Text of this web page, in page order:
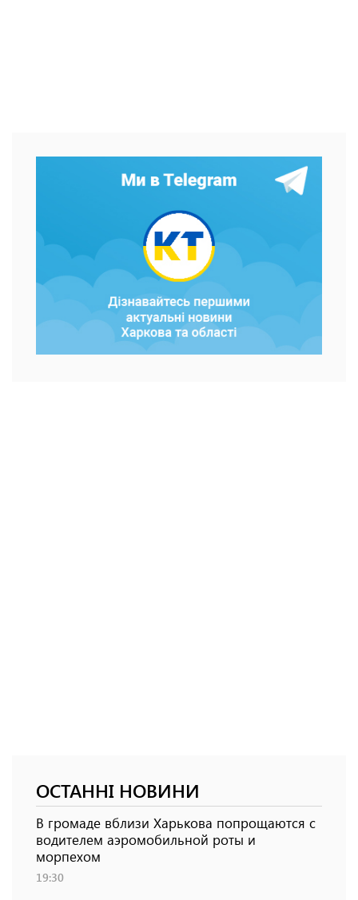
ОСТАННІ НОВИНИ
В громаде вблизи Харькова попрощаются с
водителем аэромобильной роты и
морпехом
19:30